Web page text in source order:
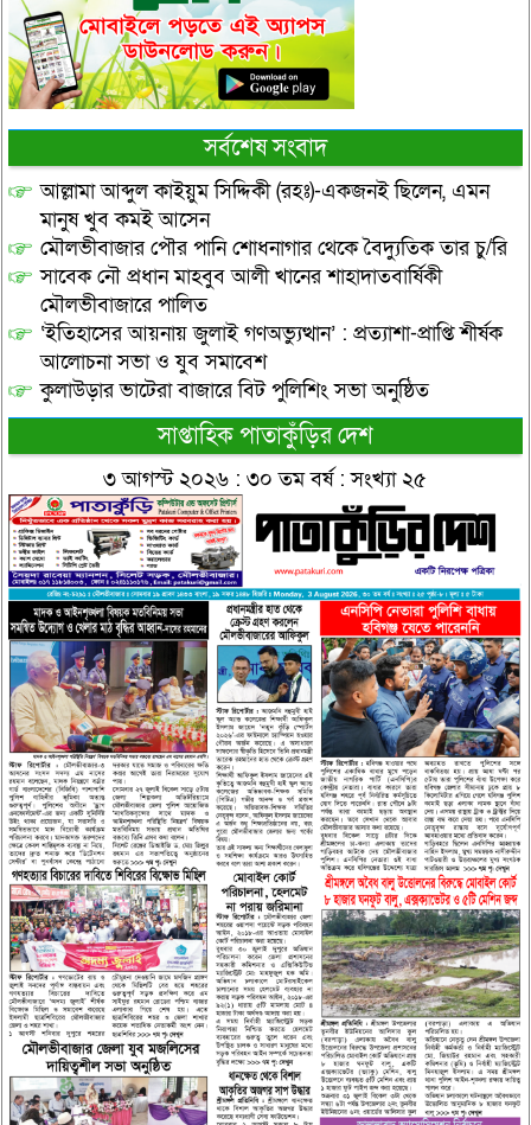
সর্বশেষ সংবাদ
আল্লামা আব্দুল কাইয়ুম সিদ্দিকী (রহঃ)-একজনই ছিলেন, এমন
মানুষ খুব কমই আসেন
মৌলভীবাজার পৌর পানি শোধনাগার থেকে বৈদ্যুতিক তার চু/রি
সাবেক নৌ প্রধান মাহবুব আলী খানের শাহাদাতবার্ষিকী
মৌলভীবাজারে পালিত
‘ইতিহাসের আয়নায় জুলাই গণঅভ্যুত্থান’ : প্রত্যাশা-প্রাপ্তি শীর্ষক
আলোচনা সভা ও যুব সমাবেশ
কুলাউড়ার ভাটেরা বাজারে বিট পুলিশিং সভা অনুষ্ঠিত
সাপ্তাহিক পাতাকুঁড়ির দেশ
৩ আগস্ট ২০২৬ : ৩০ তম বর্ষ : সংখ্যা ২৫